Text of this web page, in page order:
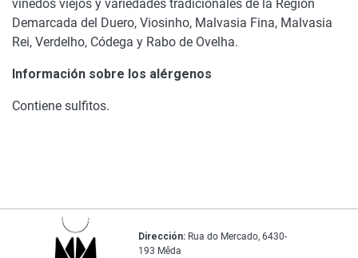
viñedos viejos y variedades tradicionales de la Región
Demarcada del Duero, Viosinho, Malvasia Fina, Malvasia
Rei, Verdelho, Códega y Rabo de Ovelha.
Información sobre los alérgenos
Contiene sulfitos.
Dirección: Rua do Mercado, 6430-
193 Mêda